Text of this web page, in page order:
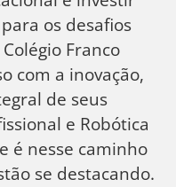
os desafios
Franco
com a inovação,
de seus
e Robótica
é nesse caminho
se destacando.